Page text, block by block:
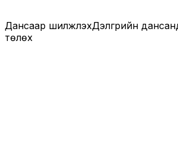
Дансаар шилжүүлэхДэлгүүрийн
төлөх